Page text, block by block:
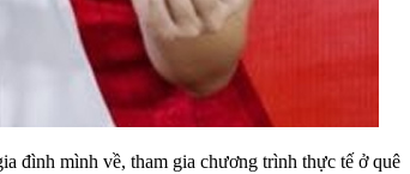
đình mình về, tham gia chương trình thực tế ở quê